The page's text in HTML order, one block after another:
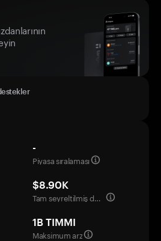
-
Piyasa sıralaması
$8.90K
Tam seyreltilmiş değerleme
1B TIMMI
Maksimum arz